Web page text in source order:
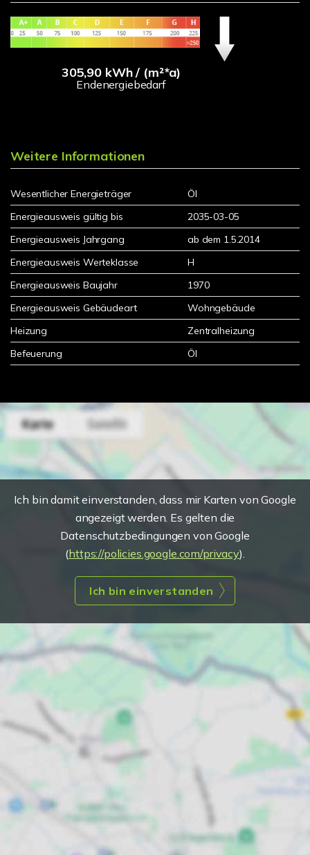
305,90 kWh / (m²*a)
Endenergiebedarf
Weitere Informationen
Wesentlicher Energieträger
Öl
Energieausweis gültig bis
2035-03-05
Energieausweis Jahrgang
ab dem 1.5.2014
Energieausweis Werteklasse
H
Energieausweis Baujahr
1970
Energieausweis Gebäudeart
Wohngebäude
Heizung
Zentralheizung
Befeuerung
Öl
Ich bin damit einverstanden, dass mir Karten von Google
angezeigt werden. Es gelten die
Datenschutzbedingungen von Google
(https://policies.google.com/privacy).
Ich bin einverstanden